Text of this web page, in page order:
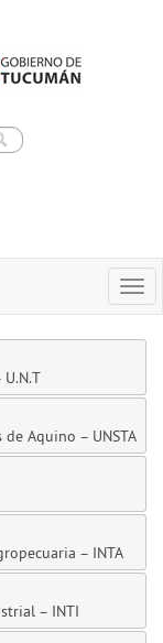
Aquino – UNSTA
– INTA
– INTI